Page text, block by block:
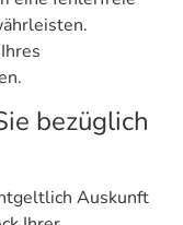
bezüglich
Auskunft